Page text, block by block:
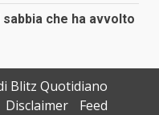
che ha avvolto
Blitz Quotidiano
Disclaimer Feed